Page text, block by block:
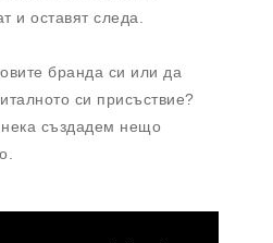
и оставят следа.
бранда си или да
си присъствие?
създадем нещо